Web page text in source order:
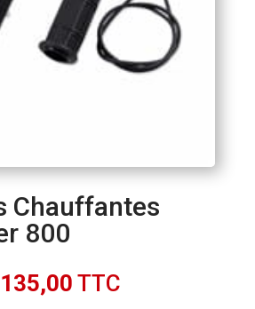
Chauffantes
800
135,00Le
TTC